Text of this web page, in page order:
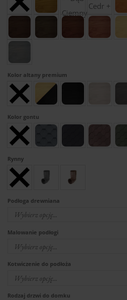
Kolor altany premium
Kolor gontu
Rynny
Podłoga drewniana
Malowanie podłogi
Kotwiczenie do podłoża
Rodzaj drzwi do domku